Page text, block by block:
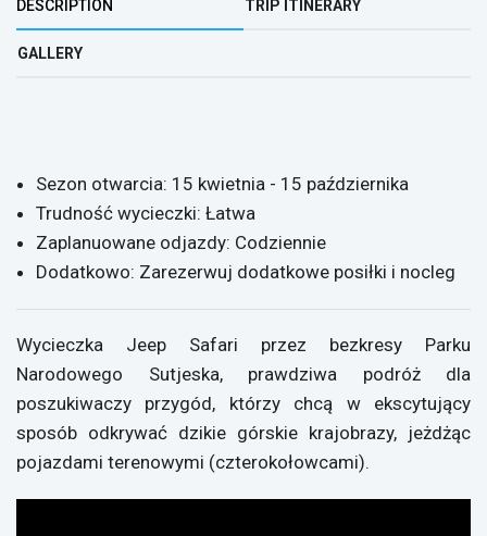
DESCRIPTION TRIP ITINERARY
GALLERY
Sezon otwarcia: 15 kwietnia - 15 października
Trudność wycieczki: Łatwa
Zaplanuowane odjazdy: Codziennie
Dodatkowo: Zarezerwuj dodatkowe posiłki i nocleg
Wycieczka Jeep Safari przez bezkresy Parku
Narodowego Sutjeska, prawdziwa podróż dla
poszukiwaczy przygód, którzy chcą w ekscytujący
sposób odkrywać dzikie górskie krajobrazy, jeżdżąc
pojazdami terenowymi (czterokołowcami).